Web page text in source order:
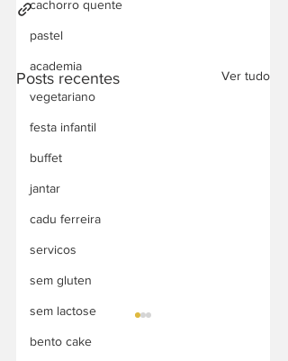
cachorro quente
pastel
academia
vegetariano
festa infantil
buffet
jantar
cadu ferreira
servicos
sem gluten
sem lactose
bento cake
Posts recentes Ver tudo